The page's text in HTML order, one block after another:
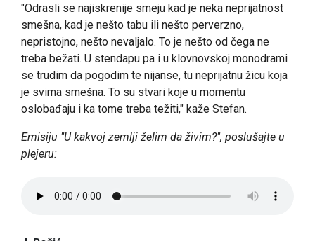
"Odrasli se najiskrenije smeju kad je neka neprijatnost
smešna, kad je nešto tabu ili nešto perverzno,
nepristojno, nešto nevaljalo. To je nešto od čega ne
treba bežati. U stendapu pa i u klovnovskoj monodrami
se trudim da pogodim te nijanse, tu neprijatnu žicu koja
je svima smešna. To su stvari koje u momentu
oslobađaju i ka tome treba težiti," kaže Stefan.
Emisiju "U kakvoj zemlji želim da živim?", poslušajte u
plejeru: